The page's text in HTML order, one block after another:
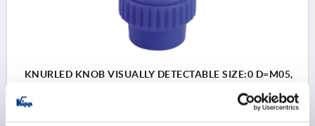
KNURLED KNOB VISUALLY DETECTABLE SIZE:0 D=M05,
COMP:STAINLESS STEEL 1.4404